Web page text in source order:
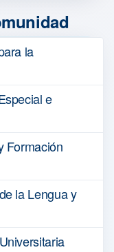
la
e
Formación
la Lengua y